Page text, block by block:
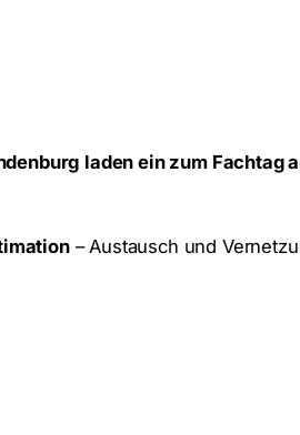
laden ein zum Fachtag
– Austausch und